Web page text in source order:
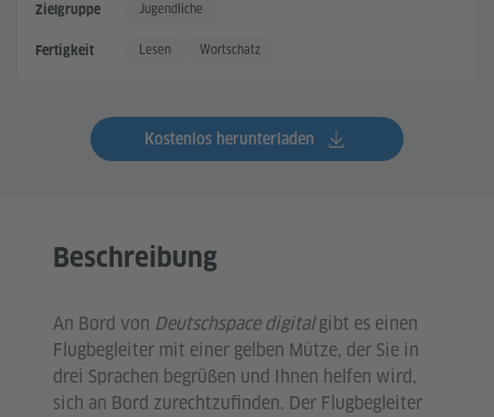
Zielgruppe Jugendliche
Fertigkeit Lesen Wortschatz
Kostenlos herunterladen
Beschreibung
An Bord von Deutschspace digitalgibt es einen
Flugbegleiter mit einer gelben Mütze, der Sie in
drei Sprachen begrüßen und Ihnen helfen wird,
sich an Bord zurechtzufinden. Der Flugbegleiter